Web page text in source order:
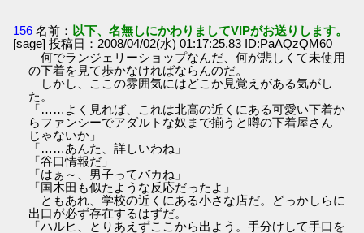
156 名前： 以下、名無しにかわりましてVIPがお送りします。
[sage] 投稿日：2008/04/02(水) 01:17:25.83 ID:PaAQzQM60
何でランジェリーショップなんだ、何が悲しくて未使用
の下着を見て歩かなければならんのだ。
しかし、ここの雰囲気にはどこか見覚えがある気がし
た。
「……よく見れば、これは北高の近くにある可愛い下着か
らファンシーでアダルトな奴まで揃うと噂の下着屋さん
じゃないか」
「……あんた、詳しいわね」
「谷口情報だ」
「はぁ～、男子ってバカね」
「国木田も似たような反応だったよ」
ともあれ、学校の近くにある小さな店だ。どっかしらに
出口が必ず存在するはずだ。
「ハルヒ、とりあえずここから出よう。手分けして手口を